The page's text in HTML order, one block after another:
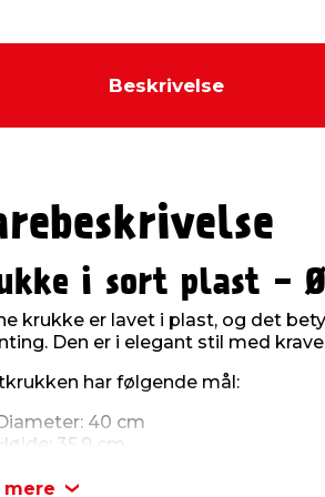
Beskrivelse
i sort plast -
krukke er lavet i plast, og det
Den er i elegant stil med
har følgende mål:
40 cm
35,9 cm
fordelene ved at vælge en krukke